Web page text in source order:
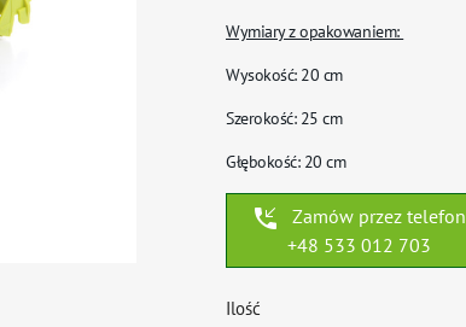
Wymiary z opakowaniem:
Wysokość: 20 cm
Szerokość: 25 cm
Głębokość: 20 cm
phone_callback
Zamów przez telefon
+48 533 012 703
Ilość